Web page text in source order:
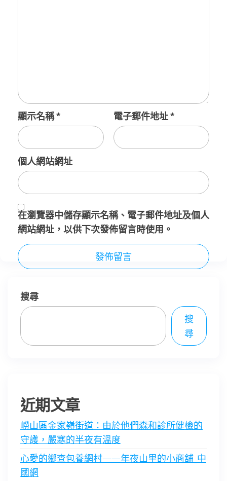
顯示名稱* 電子郵件地址*
個人網站網址
在瀏覽器中儲存顯示名稱、電子郵件地址及個人
網站網址，以供下次發佈留言時使用。
搜尋
搜
尋
近期文章
嶗山區金家嶺街道：由於他們森和診所健檢的
守護，嚴寒的半夜有溫度
心愛的鄉查包養網村——年夜山里的小商舖_中
國網